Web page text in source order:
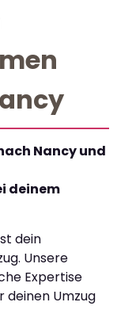
Nancy und
deinem
dein
Unsere
Expertise
deinen Umzug